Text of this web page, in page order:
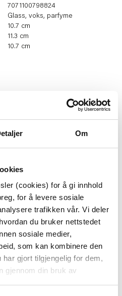
Om
(cookies) for å gi innhold
for å levere sosiale
trafikken vår. Vi deler
du bruker nettstedet
sosiale medier,
som kan kombinere den
gjort tilgjengelig for dem,
gjennom din bruk av
7071100798824
Glass, voks, parfyme
10.7 cm
11.3 cm
10.7 cm
DUFTLYS KRUKKE
38,70
Før129,00